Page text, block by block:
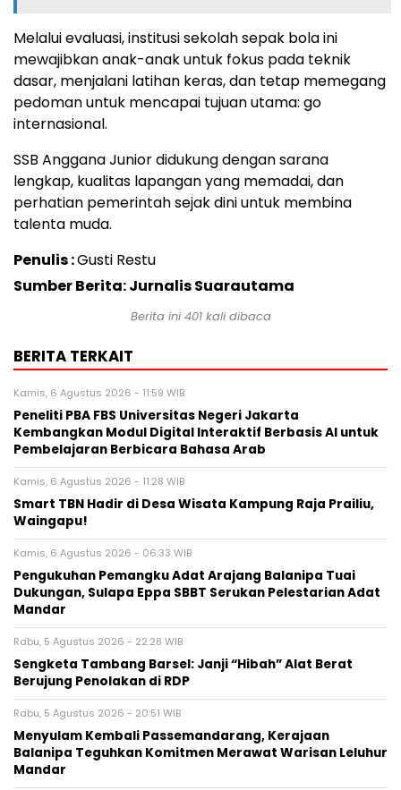
Melalui evaluasi, institusi sekolah sepak bola ini
mewajibkan anak-anak untuk fokus pada teknik
dasar, menjalani latihan keras, dan tetap memegang
pedoman untuk mencapai tujuan utama: go
internasional.
SSB Anggana Junior didukung dengan sarana
lengkap, kualitas lapangan yang memadai, dan
perhatian pemerintah sejak dini untuk membina
talenta muda.
Penulis :Gusti Restu
Sumber Berita: Jurnalis Suarautama
Berita ini 401kali dibaca
BERITA TERKAIT
Kamis, 6 Agustus 2026 - 11:59 WIB
Peneliti PBA FBS Universitas Negeri Jakarta
Kembangkan Modul Digital Interaktif Berbasis AI untuk
Pembelajaran Berbicara Bahasa Arab
Kamis, 6 Agustus 2026 - 11:28 WIB
Smart TBN Hadir di Desa Wisata Kampung Raja Prailiu,
Waingapu!
Kamis, 6 Agustus 2026 - 06:33 WIB
Pengukuhan Pemangku Adat Arajang Balanipa Tuai
Dukungan, Sulapa Eppa SBBT Serukan Pelestarian Adat
Mandar
Rabu, 5 Agustus 2026 - 22:28 WIB
Sengketa Tambang Barsel: Janji “Hibah” Alat Berat
Berujung Penolakan di RDP
Rabu, 5 Agustus 2026 - 20:51 WIB
Menyulam Kembali Passemandarang, Kerajaan
Balanipa Teguhkan Komitmen Merawat Warisan Leluhur
Mandar